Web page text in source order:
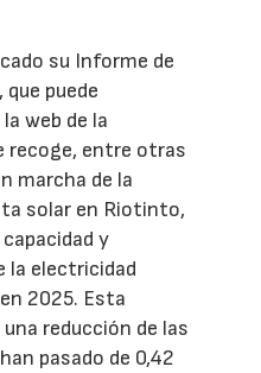
su Informe de
puede
web de la
recoge, entre otras
marcha de la
solar en Riotinto,
y
la electricidad
2025. Esta
reducción de las
pasado de 0,42